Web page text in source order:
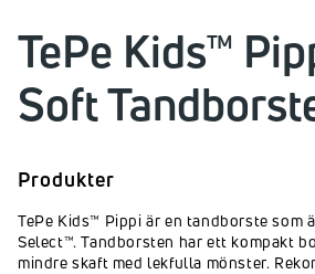
TePe Kids™
Soft
Produkter
TePe Kids™ Pippi är en tandborste som
Select™. Tandborsten har ett kompakt
mindre skaft med lekfulla mönster.